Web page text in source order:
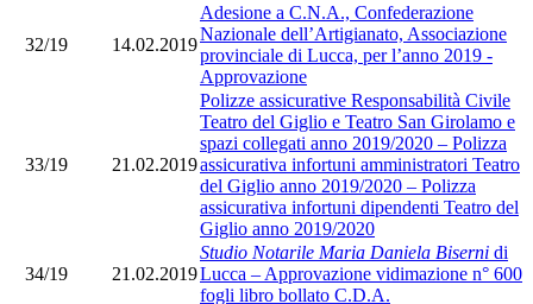
32/19 14.02.2019
Adesione a C.N.A., Confederazione
Nazionale dell’Artigianato, Associazione
provinciale di Lucca, per l’anno 2019 -
Approvazione
33/19 21.02.2019
Polizze assicurative Responsabilità Civile
Teatro del Giglio e Teatro San Girolamo e
spazi collegati anno 2019/2020 – Polizza
assicurativa infortuni amministratori Teatro
del Giglio anno 2019/2020 – Polizza
assicurativa infortuni dipendenti Teatro del
Giglio anno 2019/2020
34/19 21.02.2019
Studio Notarile Maria Daniela Biserni di
Lucca – Approvazione vidimazione n° 600
fogli libro bollato C.D.A.